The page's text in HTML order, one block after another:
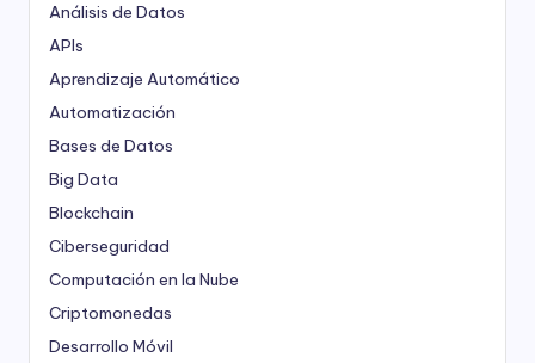
Análisis de Datos
APIs
Aprendizaje Automático
Automatización
Bases de Datos
Big Data
Blockchain
Ciberseguridad
Computación en la Nube
Criptomonedas
Desarrollo Móvil